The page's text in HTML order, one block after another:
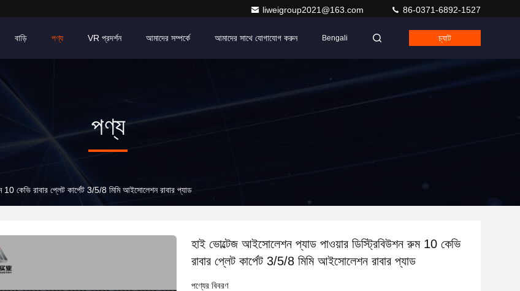
liweigroup2021@163.com 86-0371-6892-1527
বাড়ি পণ্য VR প্রদর্শন আমাদের সম্পর্কে আমাদের সাথে যোগাযোগ করুন Bengali চ্যাট
পণ্য
কেভি রাবার প্লেট কার্পেট 3/5/8 মিমি আইসোলেশন রাবার প্যাড
হাই ভোল্টেজ আইসোলেশন প্যাড পাওয়ার ডিস্ট্রিবিউশন রুম 10 কেভি
রাবার প্লেট কার্পেট 3/5/8 মিমি আইসোলেশন রাবার প্যাড
পণ্যের বিবরণ